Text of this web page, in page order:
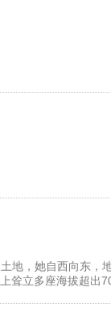
地，她自西向东，
耸立多座海拔超出